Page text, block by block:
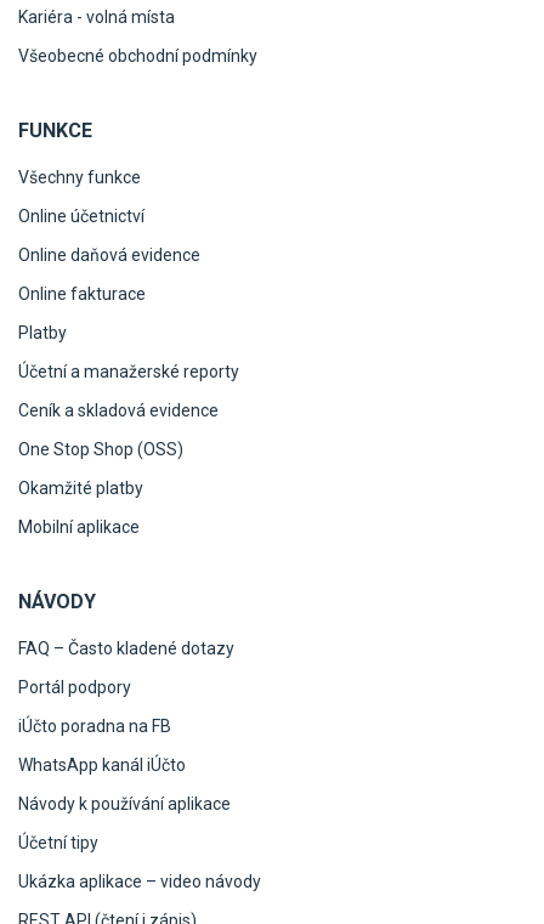
Kariéra - volná místa
Všeobecné obchodní podmínky
FUNKCE
Všechny funkce
Online účetnictví
Online daňová evidence
Online fakturace
Platby
Účetní a manažerské reporty
Ceník a skladová evidence
One Stop Shop (OSS)
Okamžité platby
Mobilní aplikace
NÁVODY
FAQ – Často kladené dotazy
Portál podpory
iÚčto poradna na FB
WhatsApp kanál iÚčto
Návody k používání aplikace
Účetní tipy
Ukázka aplikace – video návody